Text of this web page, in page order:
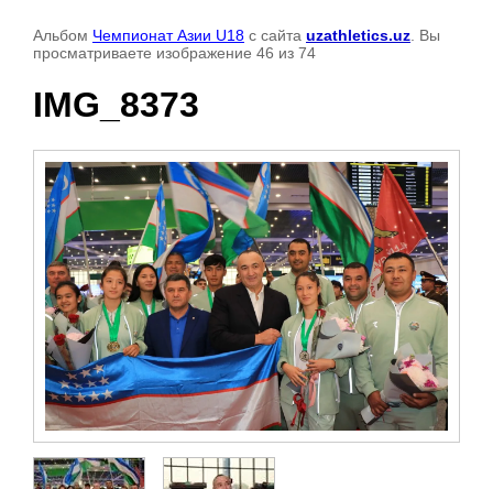
Альбом Чемпионат Азии U18 с сайта uzathletics.uz . Вы
просматриваете изображение 46 из 74
IMG_8373